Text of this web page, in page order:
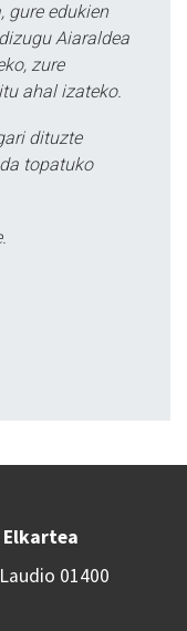
gure edukien
Aiaraldea
zure
ahal izateko.
dituzte
topatuko
01400